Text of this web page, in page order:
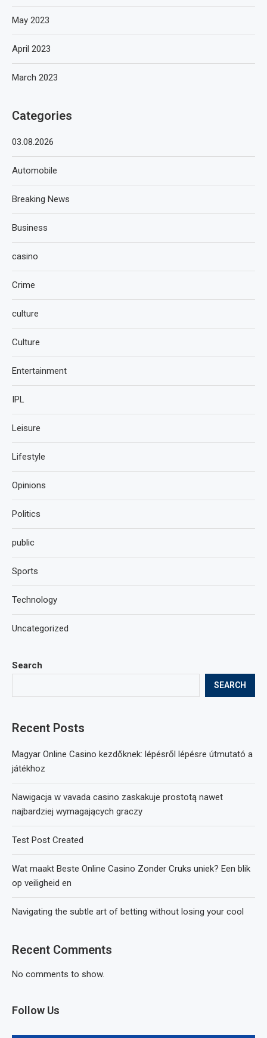
Search
SEARCH
Recent Posts
Magyar Online Casino kezdőknek: lépésről lépésre útmutató a
játékhoz
Nawigacja w vavada casino zaskakuje prostotą nawet
najbardziej wymagających graczy
Test Post Created
Wat maakt Beste Online Casino Zonder Cruks uniek? Een blik
op veiligheid en
Navigating the subtle art of betting without losing your cool
Recent Comments
No comments to show.
Follow Us
May 2023
April 2023
March 2023
Categories
03.08.2026
Automobile
Breaking News
Business
casino
Crime
culture
Culture
Entertainment
IPL
Leisure
Lifestyle
Opinions
Politics
public
Sports
Technology
Uncategorized